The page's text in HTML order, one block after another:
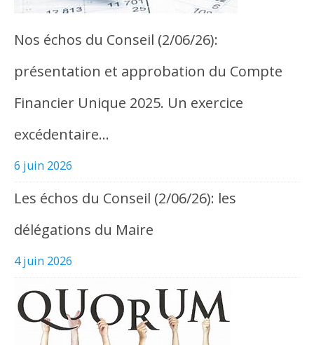
Nos échos du Conseil (2/06/26):
présentation et approbation du Compte
Financier Unique 2025. Un exercice
excédentaire…
6 juin 2026
Les échos du Conseil (2/06/26): les
délégations du Maire
4 juin 2026